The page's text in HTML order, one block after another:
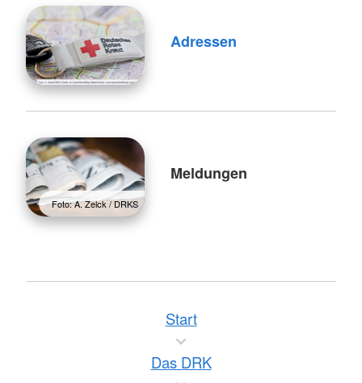
Adressen
Foto: A. Zelck / DRKS
Meldungen
Start
Das DRK